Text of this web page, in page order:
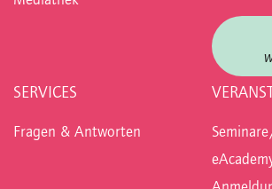
SERVICES
Fragen & Antworten